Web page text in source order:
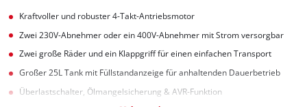
Kraftvoller und robuster 4-Takt-Antriebsmotor
Zwei 230V-Abnehmer oder ein 400V-Abnehmer mit Strom versorgbar
Zwei große Räder und ein Klappgriff für einen einfachen Transport
Großer 25L Tank mit Füllstandanzeige für anhaltenden Dauerbetrieb
Überlastschalter, Ölmangelsicherung & AVR-Funktion